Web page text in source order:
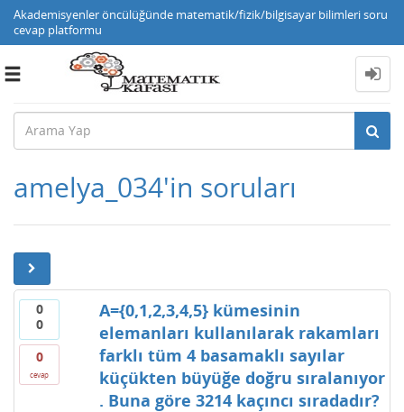
Akademisyenler öncülüğünde matematik/fizik/bilgisayar bilimleri soru
cevap platformu
Toggle
amelya_034'in soruları
0
0
0
cevap
A={0,1,2,3,4,5} kümesinin
elemanları kullanılarak rakamları
farklı tüm 4 basamaklı sayılar
küçükten büyüğe doğru sıralanıyor
. Buna göre 3214 kaçıncı sıradadır?